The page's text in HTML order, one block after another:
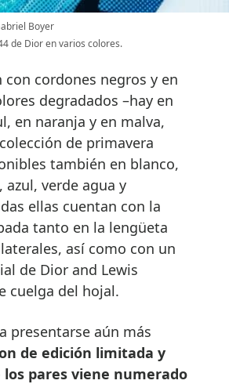
Boyer
de Dior en varios colores.
con cordones negros y en
degradados –hay en
en naranja y en malva,
de primavera
también en blanco,
azul, verde agua y
ellas cuentan con la
tanto en la lengüeta
así como con un
de Dior and Lewis
cuelga del hojal.
presentarse aún más
de edición limitada y
los pares viene numerado